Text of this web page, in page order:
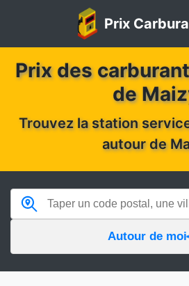
Prix
Prix des
de
Trouvez la station
autour de
Autour de moi